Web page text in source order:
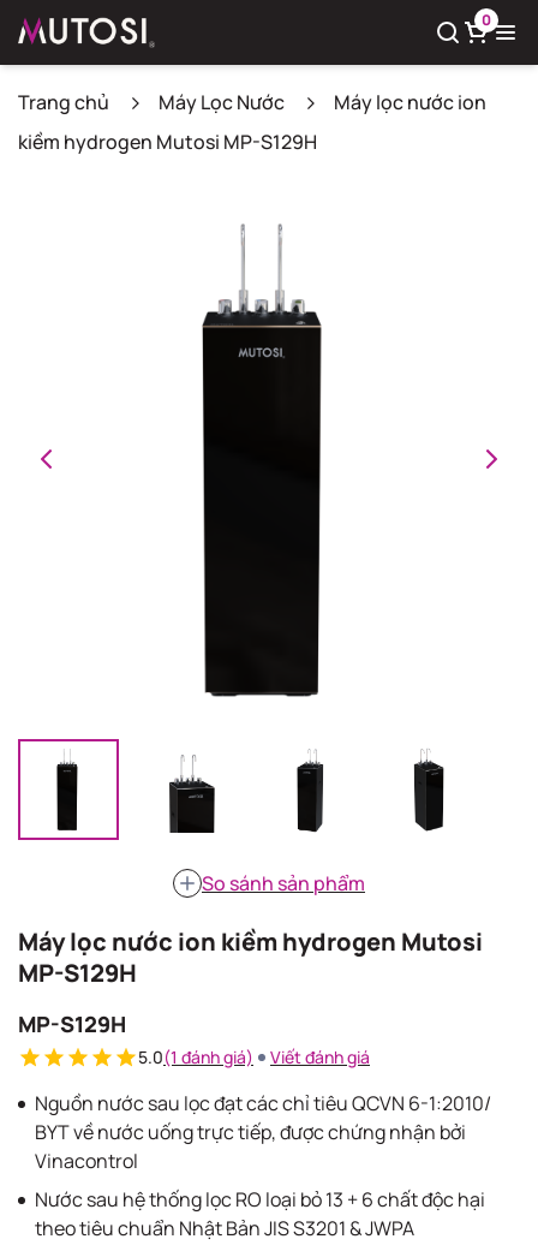
0
sản phẩm trong giỏ hàng
Trang chủ Máy Lọc Nước
Máy lọc nước ion
kiềm hydrogen Mutosi MP-S129H
So sánh sản phẩm
Máy lọc nước ion kiềm hydrogen Mutosi
MP-S129H
MP-S129H
5.0(1 đánh giá) Viết đánh giá
Nguồn nước sau lọc đạt các chỉ tiêu QCVN 6-1:2010/
BYT về nước uống trực tiếp, được chứng nhận bởi
Vinacontrol
Nước sau hệ thống lọc RO loại bỏ 13 + 6 chất độc hại
theo tiêu chuẩn Nhật Bản JIS S3201 & JWPA